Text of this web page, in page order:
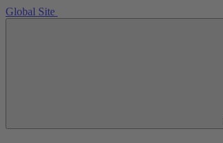
Global Site